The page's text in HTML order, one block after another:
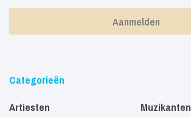
Categorieën
Artiesten
Muzikanten